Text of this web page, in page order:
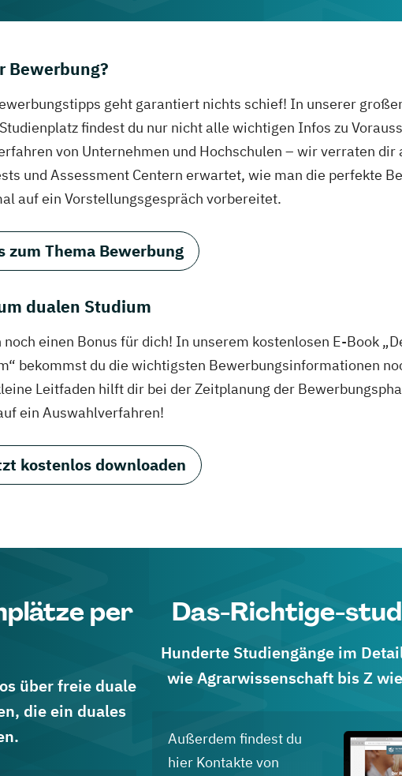
Bewerbung?
geht garantiert nichts schief! In unserer
findest du nur nicht alle wichtigen Infos zu
von Unternehmen und Hochschulen – wir verraten dir
und Assessment Centern erwartet, wie man die perfekte
auf ein Vorstellungsgespräch vorbereitet.
zum Thema Bewerbung
dualen Studium
noch einen Bonus für dich! In unserem kostenlosen E-Book
bekommst du die wichtigsten Bewerbungsinformationen
Leitfaden hilft dir bei der Zeitplanung der
ein Auswahlverfahren!
kostenlos downloaden
per
über freie duale
die ein duales
Das-Richtige-
Hunderte Studiengänge im
wie Agrarwissenschaft bis Z
Außerdem findest du
hier Kontakte von